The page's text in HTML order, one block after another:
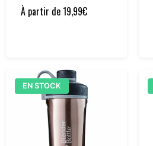
À partir de19,99€
EN STOCK